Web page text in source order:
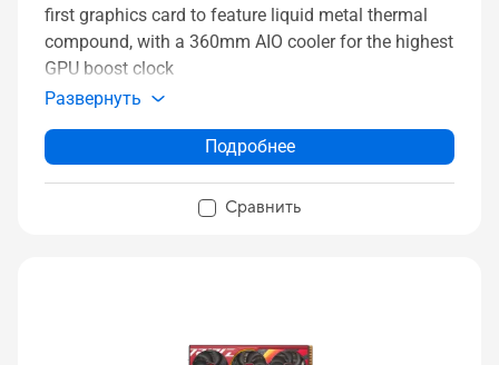
first graphics card to feature liquid metal thermal
compound, with a 360mm AIO cooler for the highest
GPU boost clock
Развернуть
Подробнее
Сравнить